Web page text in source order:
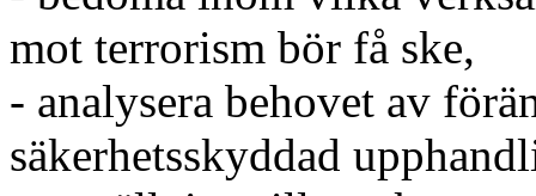
mot terrorism bör få ske,
- analysera behovet av
säkerhetsskyddad